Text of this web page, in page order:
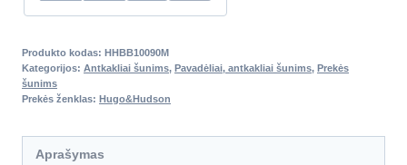
Produkto kodas: HHBB10090M
Kategorijos: Antkakliai šunims, Pavadėliai, antkakliai šunims, Prekės
šunims
Prekės ženklas: Hugo&Hudson
Aprašymas